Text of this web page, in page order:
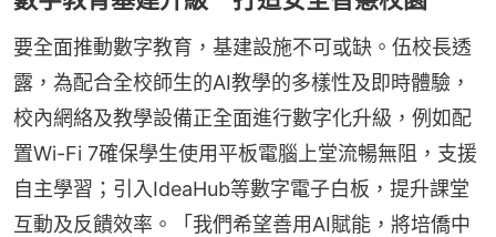
要全面推動數字教育，基建設施不可或缺。伍校長透
露，為配合全校師生的AI教學的多樣性及即時體驗，
校內網絡及教學設備正全面進行數字化升級，例如配
置Wi-Fi 7確保學生使用平板電腦上堂流暢無阻，支援
自主學習；引入IdeaHub等數字電子白板，提升課堂
互動及反饋效率。「我們希望善用AI賦能，將培僑中